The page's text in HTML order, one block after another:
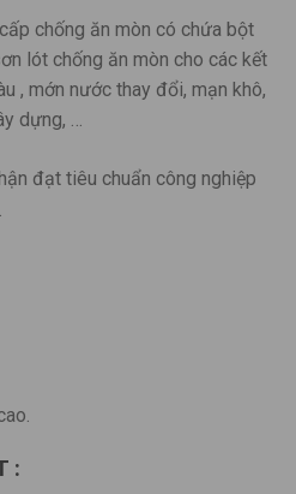
chống ăn mòn có chứa bột
lót chống ăn mòn cho các kết
, mớn nước thay đổi, mạn khô,
dựng, …
đạt tiêu chuẩn công nghiệp
: